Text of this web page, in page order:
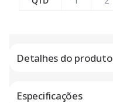
Detalhes do produto
Especificações